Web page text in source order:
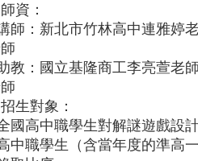
資：
師：新北市竹林高中連雅婷
教：國立基隆商工李亮萱老
生對象：
國高中職學生對解謎遊戲設
中職學生（含當年度的準高